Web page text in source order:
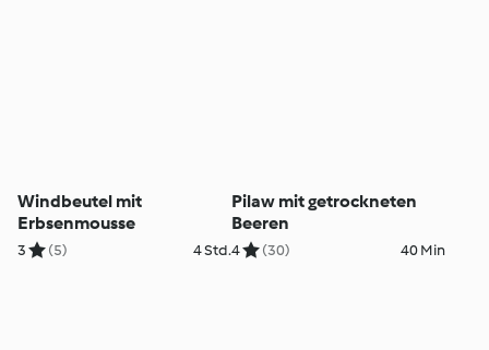
Windbeutel mit
Erbsenmousse
3 (5) 4 Std.
Pilaw mit getrockneten
Beeren
4 (30) 40 Min